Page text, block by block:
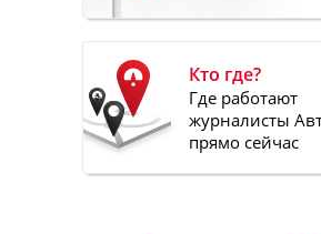
Кто где?
Где работают
журналисты
прямо сейчас